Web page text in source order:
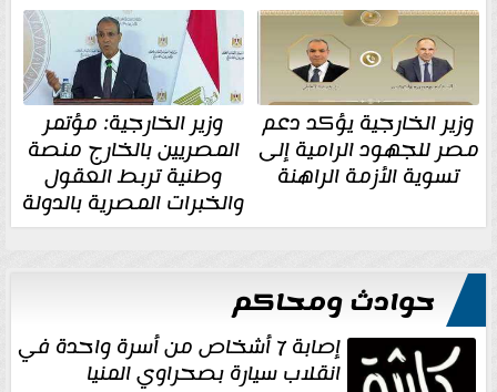
وزير الخارجية يؤكد دعم
مصر للجهود الرامية إلى
تسوية الأزمة الراهنة
وزير الخارجية: مؤتمر
المصريين بالخارج منصة
وطنية تربط العقول
والخبرات المصرية بالدولة
حوادث ومحاكم
إصابة 7 أشخاص من أسرة واحدة في
انقلاب سيارة بصحراوي المنيا